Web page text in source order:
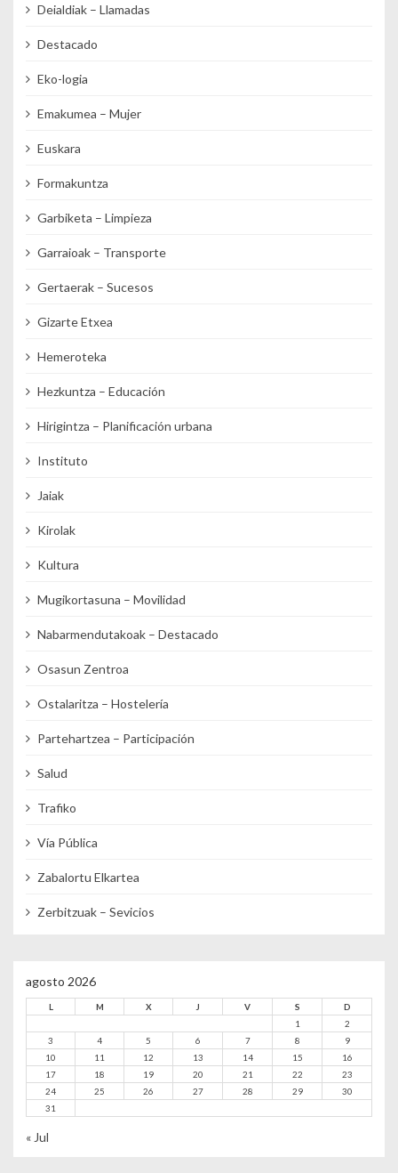
Deialdiak – Llamadas
Destacado
Eko-logia
Emakumea – Mujer
Euskara
Formakuntza
Garbiketa – Limpieza
Garraioak – Transporte
Gertaerak – Sucesos
Gizarte Etxea
Hemeroteka
Hezkuntza – Educación
Hirigintza – Planificación urbana
Instituto
Jaiak
Kirolak
Kultura
Mugikortasuna – Movilidad
Nabarmendutakoak – Destacado
Osasun Zentroa
Ostalaritza – Hostelería
Partehartzea – Participación
Salud
Trafiko
Vía Pública
Zabalortu Elkartea
Zerbitzuak – Sevicios
agosto 2026
L M X J V S
D
1
2
3
4 5 6 7 8
9
10
11 12 13 14 15
16
17
18 19 20 21 22
23
24
25 26 27 28 29
30
31
« Jul